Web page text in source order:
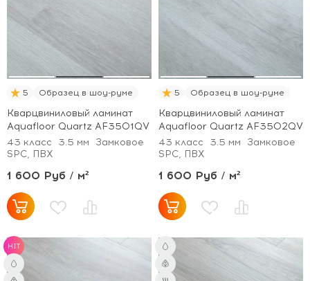
5 Образец в шоу-руме
Кварцвиниловый ламинат
Aquafloor Quartz AF3501QV
43 класс
3.5 мм
Замковое
SPC, ПВХ
1 600 Руб / м²
5 Образец в шоу-руме
Кварцвиниловый ламинат
Aquafloor Quartz AF3502QV
43 класс
3.5 мм
Замковое
SPC, ПВХ
1 600 Руб / м²
HIT